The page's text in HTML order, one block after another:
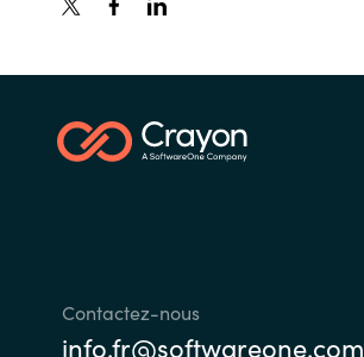
Contactez-nous
info.fr@softwareone.com